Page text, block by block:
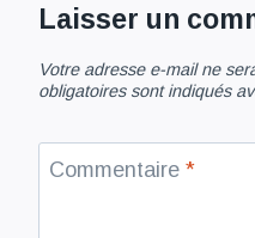
Laisser un
Votre adresse e-mail ne
obligatoires sont indiqués
Commentaire *